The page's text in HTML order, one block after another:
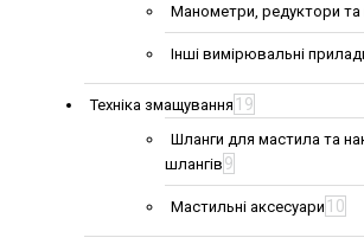
Манометри, редуктори та
Інші вимірювальні
Техніка змащування 19
Шланги для мастила та
шлангів 9
Мастильні аксесуари 10